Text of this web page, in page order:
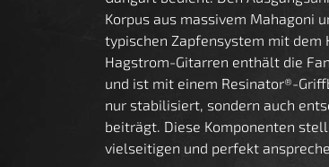
Korpus aus massivem Mahagoni
typischen Zapfensystem mit dem
Hagstrom-Gitarren enthält die
und ist mit einem Resinator®-
nur stabilisiert, sondern auch
beiträgt. Diese Komponenten
vielseitigen und perfekt